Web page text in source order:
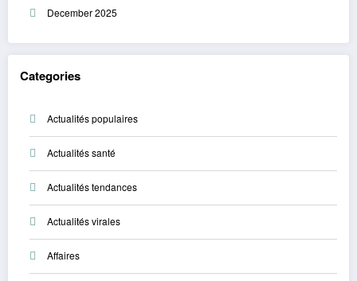
December 2025
Categories
Actualités populaires
Actualités santé
Actualités tendances
Actualités virales
Affaires